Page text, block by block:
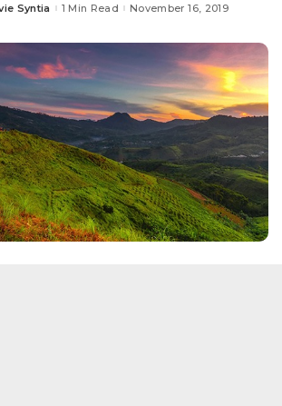
Syntia 1 Min Read November 16, 2019